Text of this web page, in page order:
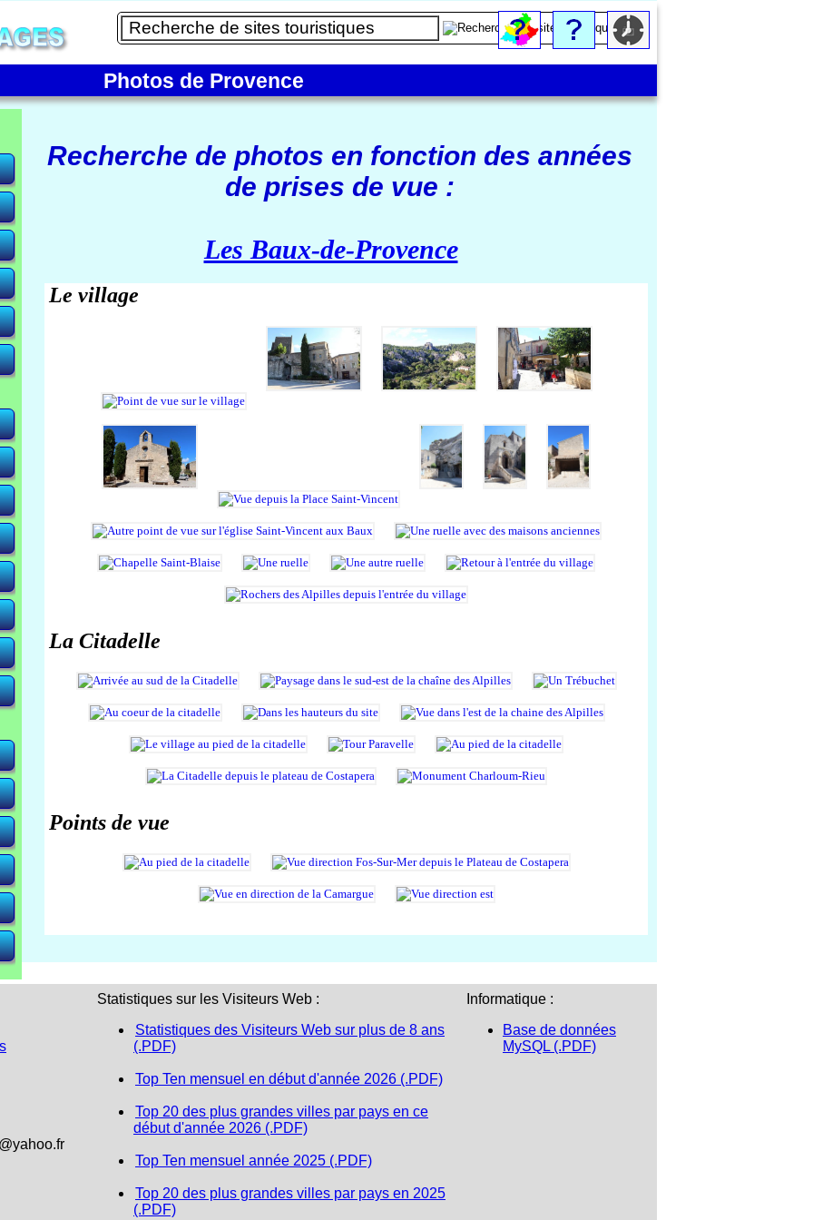
Photos de Provence
Recherche de photos en fonction des années
de prises de vue :
Les Baux-de-Provence
Le village
La Citadelle
Points de vue
Statistiques sur les Visiteurs Web :
Statistiques des Visiteurs Web sur plus de 8 ans
(.PDF)
Top Ten mensuel en début d'année 2026 (.PDF)
Top 20 des plus grandes villes par pays en ce
début d'année 2026 (.PDF)
Top Ten mensuel année 2025 (.PDF)
Top 20 des plus grandes villes par pays en 2025
(.PDF)
Informatique :
Base de données
MySQL (.PDF)